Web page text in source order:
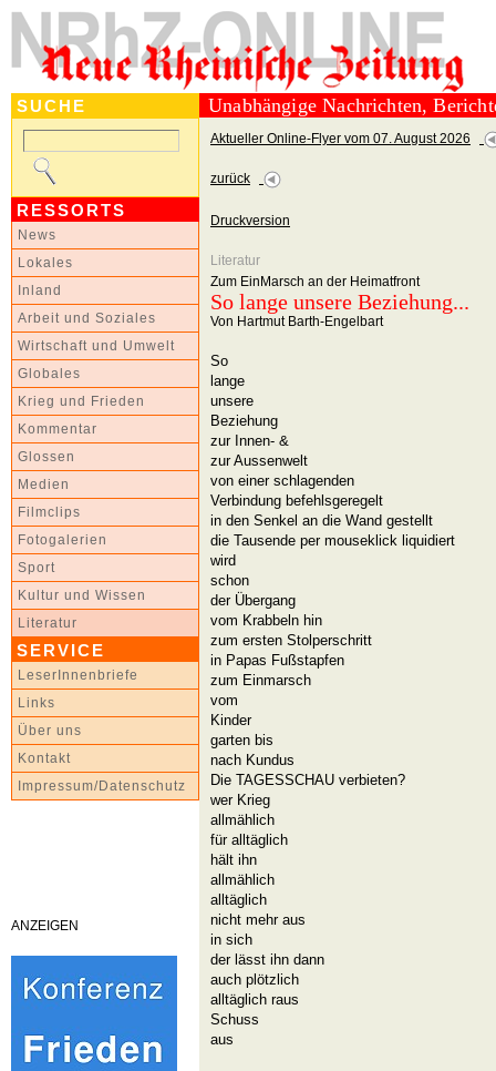
SUCHE
RESSORTS
News
Lokales
Inland
Arbeit und Soziales
Wirtschaft und Umwelt
Globales
Krieg und Frieden
Kommentar
Glossen
Medien
Filmclips
Fotogalerien
Sport
Kultur und Wissen
Literatur
SERVICE
LeserInnenbriefe
Links
Über uns
Kontakt
Impressum/Datenschutz
ANZEIGEN
Unabhängige Nachrichten,
Aktueller Online-Flyer vom 07. August 2026
zurück
Druckversion
Literatur
Zum EinMarsch an der Heimatfront
So lange unsere Beziehung...
Von Hartmut Barth-Engelbart
So
lange
unsere
Beziehung
zur Innen- &
zur Aussenwelt
von einer schlagenden
Verbindung befehlsgeregelt
in den Senkel an die Wand gestellt
die Tausende per mouseklick liquidiert
wird
schon
der Übergang
vom Krabbeln hin
zum ersten Stolperschritt
in Papas Fußstapfen
zum Einmarsch
vom
Kinder
garten bis
nach Kundus
Die TAGESSCHAU verbieten?
wer Krieg
allmählich
für alltäglich
hält ihn
allmählich
alltäglich
nicht mehr aus
in sich
der lässt ihn dann
auch plötzlich
alltäglich raus
Schuss
aus